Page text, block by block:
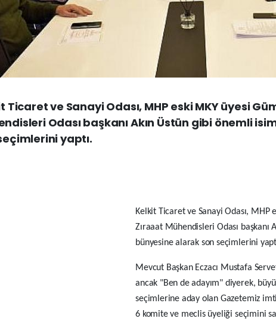
Ticaret ve Sanayi Odası, MHP eski MKY üyesi
Odası başkanı Akın Üstün gibi önemli
yaptı.
Kelkit Ticaret ve Sanayi Odası, MHP
Zıraaat Mühendisleri Odası
bünyesine alarak son seçimlerini
Mevcut Başkan Eczacı Mustafa
ancak "Ben de adayım" diyerek,
seçimlerine aday olan Gazetemiz
6 komite ve meclis üyeliği seçimini